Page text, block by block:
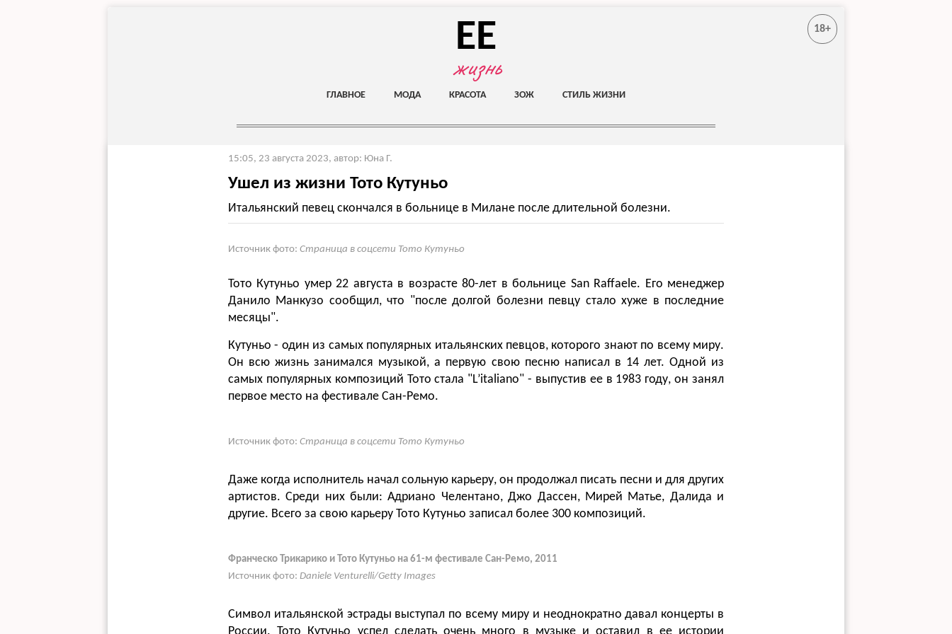
EE
жизнь
18+
ГЛАВНОЕ МОДА КРАСОТА ЗОЖ СТИЛЬ ЖИЗНИ
15:05, 23 августа 2023, автор: Юна Г.
Ушел из жизни Тото Кутуньо
Итальянский певец скончался в больнице в Милане после длительной болезни.
Источник фото: Страница в соцсети Тото Кутуньо
Тото Кутуньо умер 22 августа в возрасте 80-лет в больнице San Raffaele. Его менеджер
Данило Манкузо сообщил, что "после долгой болезни певцу стало хуже в последние
месяцы".
Кутуньо - один из самых популярных итальянских певцов, которого знают по всему миру.
Он всю жизнь занимался музыкой, а первую свою песню написал в 14 лет. Одной из
самых популярных композиций Тото стала "L’italiano" - выпустив ее в 1983 году, он занял
первое место на фестивале Сан-Ремо.
Источник фото: Страница в соцсети Тото Кутуньо
Даже когда исполнитель начал сольную карьеру, он продолжал писать песни и для других
артистов. Среди них были: Адриано Челентано, Джо Дассен, Мирей Матье, Далида и
другие. Всего за свою карьеру Тото Кутуньо записал более 300 композиций.
Франческо Трикарико и Тото Кутуньо на 61-м фестивале Сан-Ремо, 2011
Источник фото: Daniele Venturelli/Getty Images
Символ итальянской эстрады выступал по всему миру и неоднократно давал концерты в